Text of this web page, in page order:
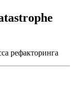
рефакторинга